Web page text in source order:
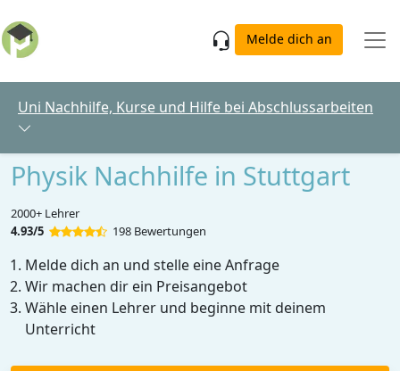
Melde dich an
Uni Nachhilfe, Kurse und Hilfe bei Abschlussarbeiten
Physik Nachhilfe in Stuttgart
2000+ Lehrer
4.93/5
198 Bewertungen
Melde dich an und stelle eine Anfrage
Wir machen dir ein Preisangebot
Wähle einen Lehrer und beginne mit deinem
Unterricht